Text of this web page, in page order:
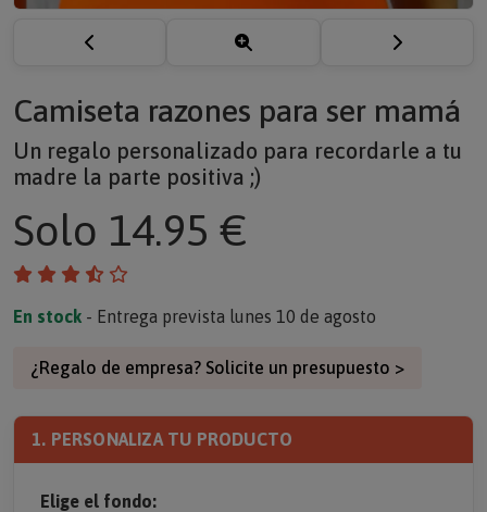
Camiseta razones para ser mamá
Un regalo personalizado para recordarle a tu
madre la parte positiva ;)
Solo 14.95 €
En stock - Entrega prevista lunes 10 de agosto
¿Regalo de empresa? Solicite un presupuesto >
1. PERSONALIZA TU PRODUCTO
Elige el fondo: